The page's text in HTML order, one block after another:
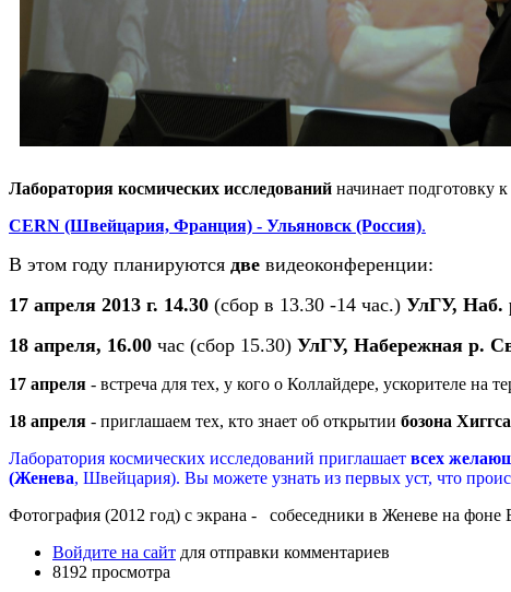
Лаборатория космических исследований начинает подготовку
CERN (Швейцария, Франция) - Ульяновск (Россия).
В этом году планируются две видеоконференции:
17 апреля 2013 г. 14.30 (сбор в 13.30 -14 час.) УлГУ, Наб.
18 апреля, 16.00 час (сбор 15.30) УлГУ, Набережная р.
17 апреля - встреча для тех, у кого о Коллайдере, ускорителе
18 апреля - приглашаем тех, кто знает об открытии бозона Хиггса
Лаборатория космических исследований приглашает всех
(Женева, Швейцария). Вы можете узнать из первых уст, что
Фотография (2012 год) с экрана - собеседники в Женеве на фоне
Войдите на сайт для отправки комментариев
8192 просмотра